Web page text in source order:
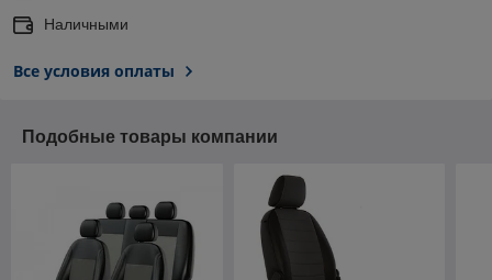
Наличными
Все условия оплаты
Подобные товары компании